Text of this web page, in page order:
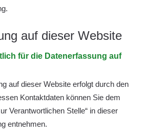
auf dieser Website
für die Datenerfassung auf
auf dieser Website erfolgt durch den
Kontaktdaten können Sie dem
Verantwortlichen Stelle“ in dieser
entnehmen.